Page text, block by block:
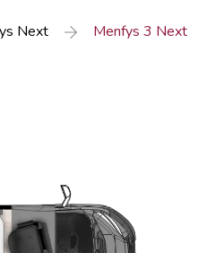
Next Menfys 3 Next